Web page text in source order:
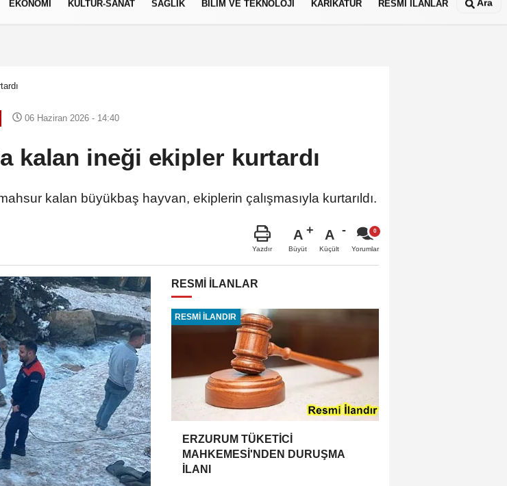
EKONOMİ KÜLTÜR-SANAT SAĞLIK BİLİM VE TEKNOLOJİ KARİKATÜR RESMİ İLANLAR Ara
06 Haziran 2026 - 14:40
kalan ineği ekipler kurtardı
kalan büyükbaş hayvan, ekiplerin çalışmasıyla kurtarıldı.
Yazdır
A
Büyüt
A
Küçült Yorumlar
RESMİ İLANLAR
RESMİ İLANDIR
ERZURUM TÜKETİCİ
MAHKEMESİ'NDEN DURUŞMA
İLANI